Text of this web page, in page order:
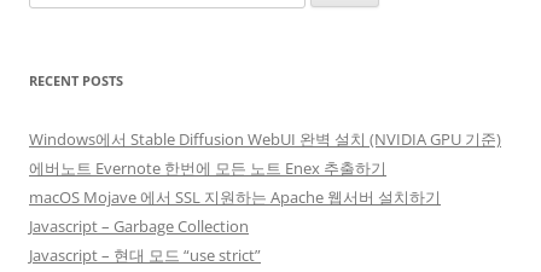
for:
RECENT POSTS
Windows에서 Stable Diffusion WebUI 완벽 설치 (NVIDIA GPU 기준)
에버노트 Evernote 한번에 모든 노트 Enex 추출하기
macOS Mojave 에서 SSL 지원하는 Apache 웹서버 설치하기
Javascript – Garbage Collection
Javascript – 현대 모드 “use strict”